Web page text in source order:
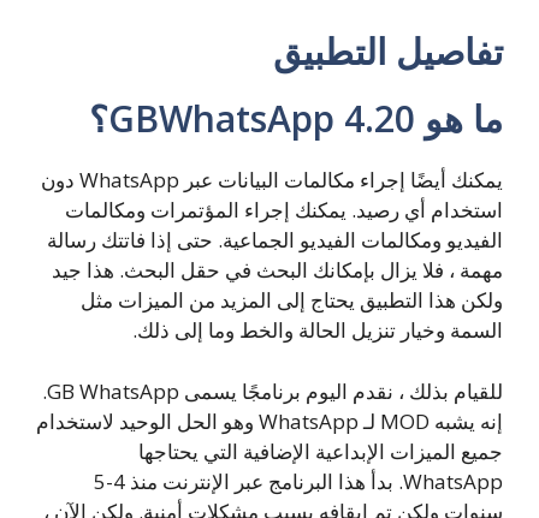
تفاصيل التطبيق
ما هو GBWhatsApp 4.20؟
يمكنك أيضًا إجراء مكالمات البيانات عبر WhatsApp دون
استخدام أي رصيد. يمكنك إجراء المؤتمرات ومكالمات
الفيديو ومكالمات الفيديو الجماعية. حتى إذا فاتتك رسالة
مهمة ، فلا يزال بإمكانك البحث في حقل البحث. هذا جيد
ولكن هذا التطبيق يحتاج إلى المزيد من الميزات مثل
السمة وخيار تنزيل الحالة والخط وما إلى ذلك.
للقيام بذلك ، نقدم اليوم برنامجًا يسمى GB WhatsApp.
إنه يشبه MOD لـ WhatsApp وهو الحل الوحيد لاستخدام
جميع الميزات الإبداعية الإضافية التي يحتاجها
WhatsApp. بدأ هذا البرنامج عبر الإنترنت منذ 4-5
سنوات ولكن تم إيقافه بسبب مشكلات أمنية. ولكن الآن ،